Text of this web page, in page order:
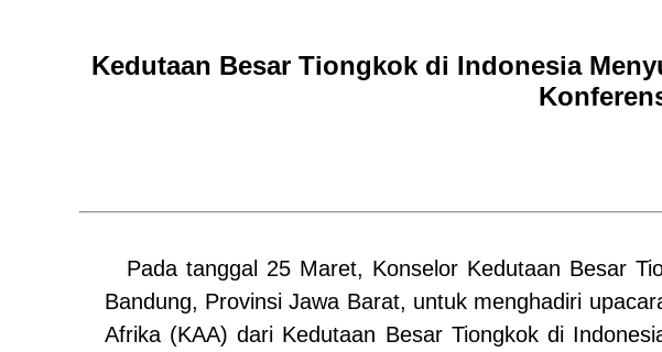
Kedutaan Besar Tiongkok di Indonesia
Pada tanggal 25 Maret, Konselor Kedutaan Besar
Bandung, Provinsi Jawa Barat, untuk menghadiri
Afrika (KAA) dari Kedutaan Besar Tiongkok di